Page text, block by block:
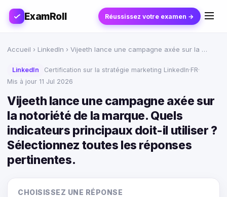
ExamRoll Réussissez votre examen →
Accueil › LinkedIn › Vijeeth lance une campagne axée sur la …
LinkedIn Certification sur la stratégie marketing LinkedIn·FR·
Mis à jour 11 Jul 2026
Vijeeth lance une campagne axée sur
la notoriété de la marque. Quels
indicateurs principaux doit-il utiliser ?
Sélectionnez toutes les réponses
pertinentes.
CHOISISSEZ UNE RÉPONSE